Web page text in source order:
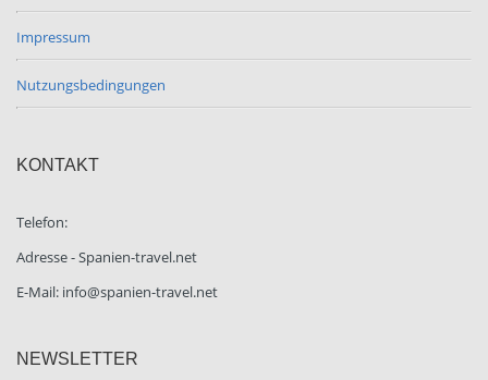
Impressum
Nutzungsbedingungen
KONTAKT
Telefon:
Adresse - Spanien-travel.net
E-Mail: info@spanien-travel.net
NEWSLETTER